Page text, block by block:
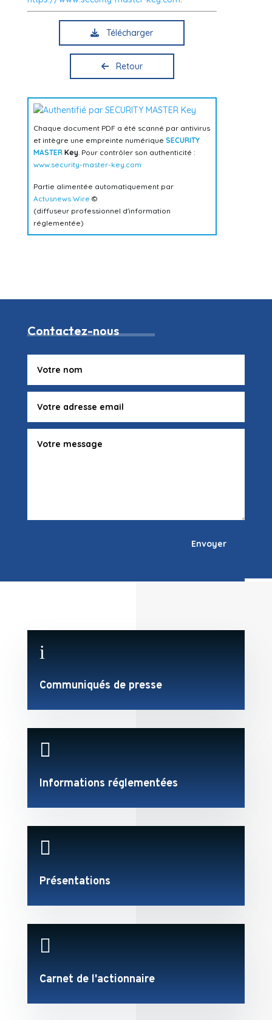
Télécharger
Retour
Chaque document PDF a été scanné par antivirus
et intègre une empreinte numérique SECURITY
MASTERKey. Pour contrôler son authenticité :
www.security-master-key.com
Partie alimentée automatiquement par
Actusnews Wire ©
(diffuseur professionnel d'information
réglementée)
Contactez-nous
Envoyer
i
Communiqués de presse

Informations réglementées

Présentations

Carnet de l'actionnaire